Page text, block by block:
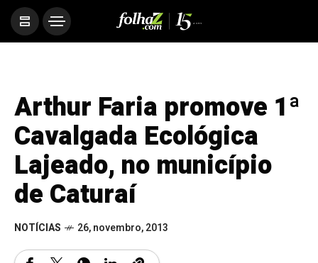
Arthur Faria promove 1ª
Cavalgada Ecológica
Lajeado, no município
de Caturaí
NOTÍCIAS 26, novembro, 2013